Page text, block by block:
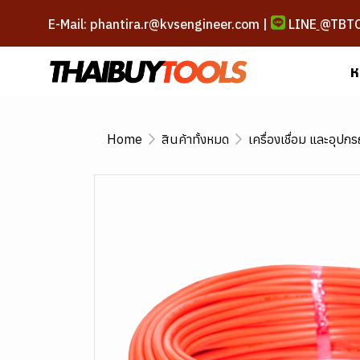
E-Mail: phantira.r@kvsengineer.com | LINE
Home สินค้าทั้งหมด เครื่องเชื่อม และอุปก